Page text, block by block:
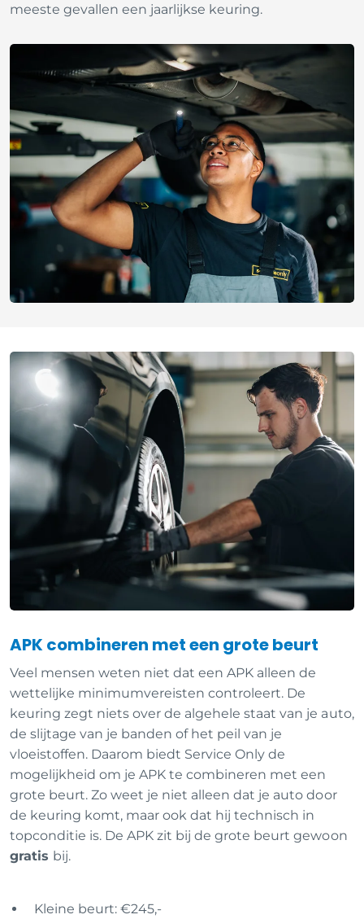
meeste gevallen een jaarlijkse keuring.
APK combineren met een grote beurt
Veel mensen weten niet dat een APK alleen de
wettelijke minimumvereisten controleert. De
keuring zegt niets over de algehele staat van je auto,
de slijtage van je banden of het peil van je
vloeistoffen. Daarom biedt Service Only de
mogelijkheid om je APK te combineren met een
grote beurt. Zo weet je niet alleen dat je auto door
de keuring komt, maar ook dat hij technisch in
topconditie is. De APK zit bij de grote beurt gewoon
gratis bij.
Kleine beurt: €245,-